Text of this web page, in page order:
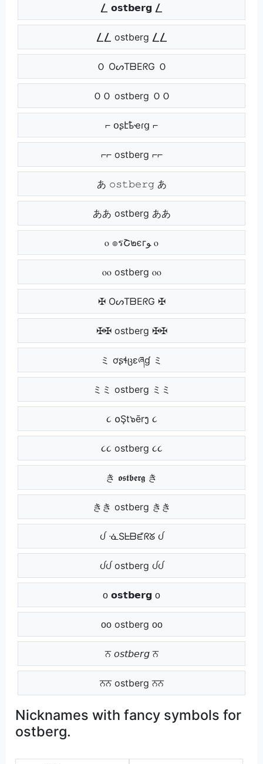
⎳ 𝗼𝘀𝘁𝗯𝗲𝗿𝗴 ⎳
⎳⎳ ostberg ⎳⎳
Ｏ OᔕTᗷEᖇG Ｏ
ＯＯ ostberg ＯＯ
⌐ օʂէҍҽɾց ⌐
⌐⌐ ostberg ⌐⌐
あ 𝚘𝚜𝚝𝚋𝚎𝚛𝚐 あ
ああ ostberg ああ
ⲟ ๏รՇ๒єгﻮ ⲟ
ⲟⲟ ostberg ⲟⲟ
✠ OᔕTᗷEᖇG ✠
✠✠ ostberg ✠✠
ミ ơʂɬცɛཞɠ ミ
ミミ ostberg ミミ
૮ ໐Şt๖ērງ ૮
૮૮ ostberg ૮૮
き 𝖔𝖘𝖙𝖇𝖊𝖗𝖌 き
きき ostberg きき
ᦔ ᓍSᖶᗷᘿᖇᘜ ᦔ
ᦔᦔ ostberg ᦔᦔ
ᴏ 𝗼𝘀𝘁𝗯𝗲𝗿𝗴 ᴏ
ᴏᴏ ostberg ᴏᴏ
ਨ 𝘰𝘴𝘵𝘣𝘦𝘳𝘨 ਨ
ਨਨ ostberg ਨਨ
Nicknames with fancy symbols for
ostberg.